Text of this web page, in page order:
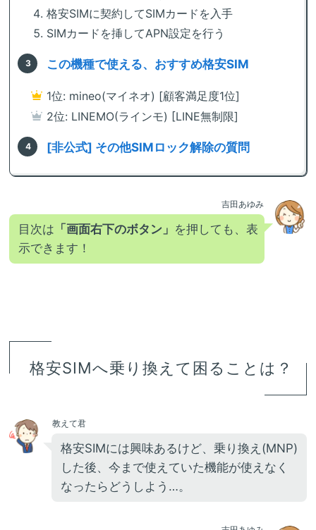
格安SIMに契約してSIMカードを入手
SIMカードを挿してAPN設定を行う
この機種で使える、おすすめ格安SIM
1位: mineo(マイネオ) [顧客満足度1位]
2位: LINEMO(ラインモ) [LINE無制限]
[非公式] その他SIMロック解除の質問
吉田あゆみ
目次は 「画面右下のボタン」 を押しても、表
示できます！
格安SIMへ乗り換えて困ることは？
教えて君
格安SIMには興味あるけど、乗り換え(MNP)
した後、今まで使えていた機能が使えなく
なったらどうしよう…。